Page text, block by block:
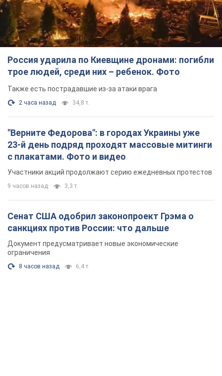
Россия ударила по Киевщине дронами: погибли
трое людей, среди них – ребенок. Фото
Также есть пострадавшие из-за атаки врага
2 часа назад 34,8 т.
"Верните Федорова": в городах Украины уже
23-й день подряд проходят массовые митинги
с плакатами. Фото и видео
Участники акций продолжают серию ежедневных протестов
9 часов назад 3,3 т.
Сенат США одобрил законопроект Грэма о
санкциях против России: что дальше
Документ предусматривает новые экономические
ограничения
8 часов назад 6,4 т.